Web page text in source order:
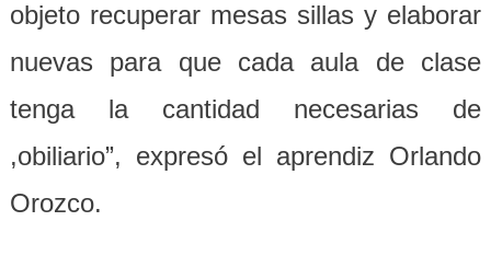
objeto recuperar mesas sillas y elaborar
nuevas para que cada aula de clase
tenga la cantidad necesarias de
,obiliario”, expresó el aprendiz Orlando
Orozco.